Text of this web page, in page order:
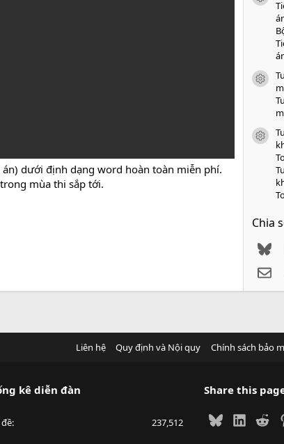
dưới định dạng word hoàn toàn miễn phí.
mùa thi sắp tới.
Chia
Liên hệ Quy định và Nội quy Chính sách bảo
kê diễn đàn
237,512
Share this
Bluesky